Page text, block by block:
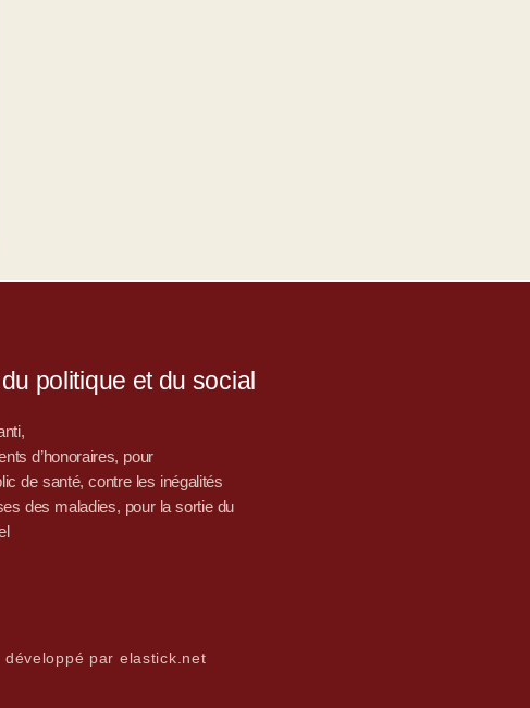
politique et du social
d’honoraires, pour
de santé, contre les inégalités
des maladies, pour la sortie du
développé par elastick.net